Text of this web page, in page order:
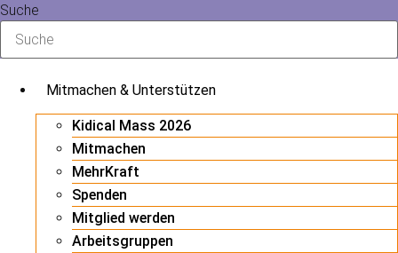
Suche
Mitmachen & Unterstützen
Kidical Mass 2026
Mitmachen
MehrKraft
Spenden
Mitglied werden
Arbeitsgruppen